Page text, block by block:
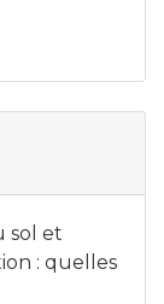
sol et
: quelles